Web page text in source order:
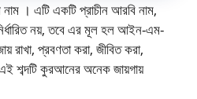
। এটি একটি প্রাচীন আরবি নাম,
নয়, তবে এর মূল হল আইন-এম-
রাখা, প্রবণতা করা, জীবিত করা,
শব্দটি কুরআনের অনেক জায়গায়